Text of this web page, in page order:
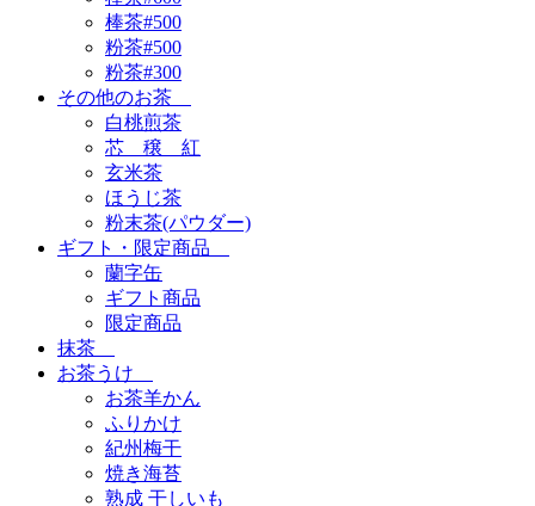
棒茶#500
粉茶#500
粉茶#300
その他のお茶
白桃煎茶
芯 穣 紅
玄米茶
ほうじ茶
粉末茶(パウダー)
ギフト・限定商品
蘭字缶
ギフト商品
限定商品
抹茶
お茶うけ
お茶羊かん
ふりかけ
紀州梅干
焼き海苔
熟成 干しいも